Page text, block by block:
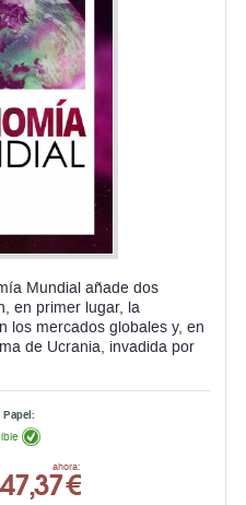
Mundial añade dos
en primer lugar, la
los mercados globales y, en
de Ucrania, invadida por
Papel:
ahora:
47,37 €